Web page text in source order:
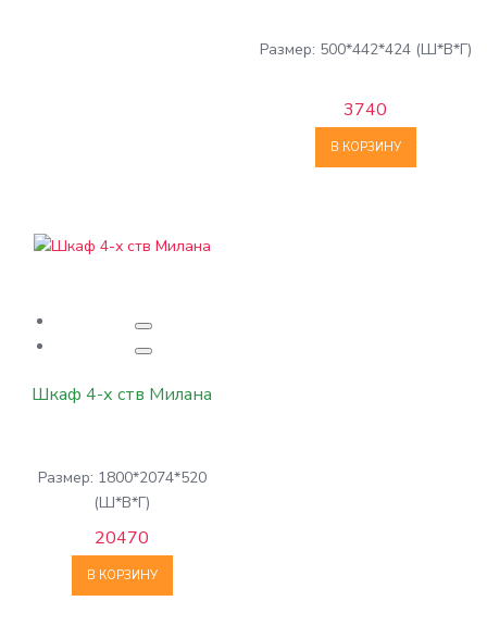
Размер: 500*442*424 (Ш*В*Г)
3740
В КОРЗИНУ
Шкаф 4-х ств Милана
Размер: 1800*2074*520
(Ш*В*Г)
20470
В КОРЗИНУ